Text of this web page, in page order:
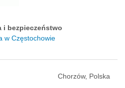
i bezpieczeństwo
w Częstochowie
Chorzów, Polska